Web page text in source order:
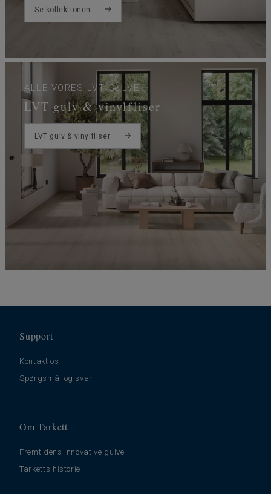
Se kollektionen
ALLE VORES LVT GULVE
LVT gulv & vinylfliser
LVT gulv & vinylfliser
Support
Kontakt os
Spørgsmål og svar
Om Tarkett
Fremtidens innovative gulve
Tarketts historie